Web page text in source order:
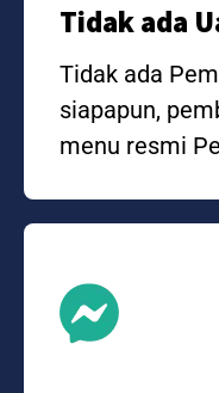
Tidak ada
Tidak ada
siapapun,
menu resmi